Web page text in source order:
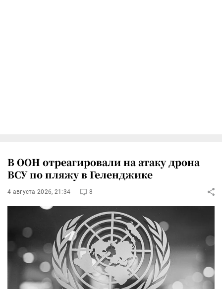
В ООН отреагировали на атаку дрона
ВСУ по пляжу в Геленджике
4 августа 2026, 21:34 8